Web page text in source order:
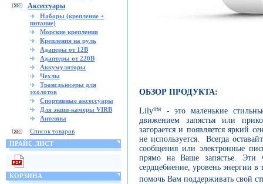
Аксессуары
Наборы (крепление +
питание)
Морские крепления
Крепления на руль
Адаперы от 12В
Адаптеры от 220В
Аккумуляторы
Чехлы
Трансдьюсеры для
эхолотов
Спортивные аксессуары
Для экшн-камеры VIRB
Антенны
Список товаров
ПРАЙС ЛИСТ
КОРЗИНА
ОБЗОР ПРОДУКТА:
Lily™ - это маленькие
движением запястья или
загорается и появляется яркий
не используется. Всегда
сообщения или электронные
прямо на Ваше запястье. Эти
сердцебиение, уровень энергии
помочь Вам поддерживать свой